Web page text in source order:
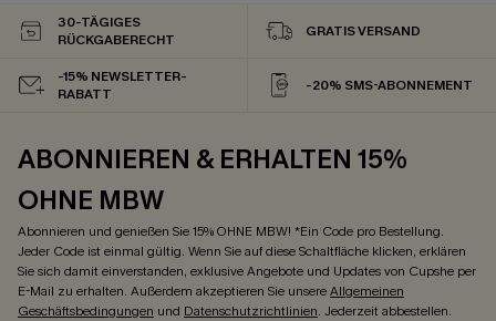
30-TÄGIGES
RÜCKGABERECHT
GRATIS VERSAND
-15% NEWSLETTER-
RABATT
-20% SMS-ABONNEMENT
ABONNIEREN & ERHALTEN 15%
OHNE MBW
Abonnieren und genießen Sie 15% OHNE MBW! *Ein Code pro Bestellung.
Jeder Code ist einmal gültig. Wenn Sie auf diese Schaltfläche klicken, erklären
Sie sich damit einverstanden, exklusive Angebote und Updates von Cupshe per
E-Mail zu erhalten. Außerdem akzeptieren Sie unsereAllgemeinen
Geschäftsbedingungen und Datenschutzrichtlinien. Jederzeit abbestellen.